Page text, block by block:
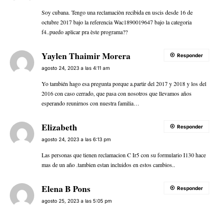
Soy cubana. Tengo una reclamaciòn recibida en uscis desde 16 de
octubre 2017 bajo la referencia Wac1890019647 bajo la categoria
f4..puedo aplicar pra èste programa??
Yaylen Thaimir Morera
agosto 24, 2023 a las 4:11 am
Yo también hago esa pregunta porque a.partir del 2017 y 2018 y los del
2016 con caso cerrado, que pasa con nosotros que llevamos años
esperando reunirnos con nuestra familia…
Responder
Elizabeth
agosto 24, 2023 a las 6:13 pm
Las personas que tienen reclamacion C Ir5 con su formulario I130 hace
mas de un año .tambien estan incluidos en estos cambios..
Responder
Elena B Pons
agosto 25, 2023 a las 5:05 pm
Responder